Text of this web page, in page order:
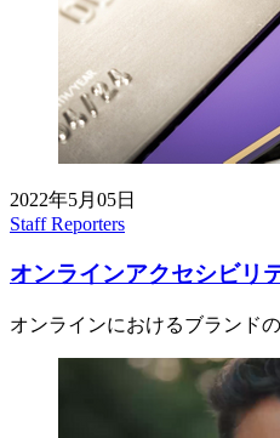
2022年5月05日
Staff Reporters
オンラインアクセシビリ
オンラインにおけるブランド